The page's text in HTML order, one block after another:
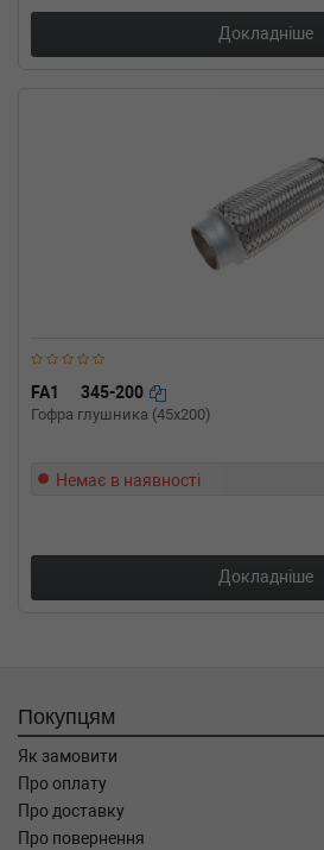
Докладніше
FA1 345-200
Гофра глушника (45x200)
Немає в наявності
Докладніше
Покупцям
Як замовити
Про оплату
Про доставку
Про повернення